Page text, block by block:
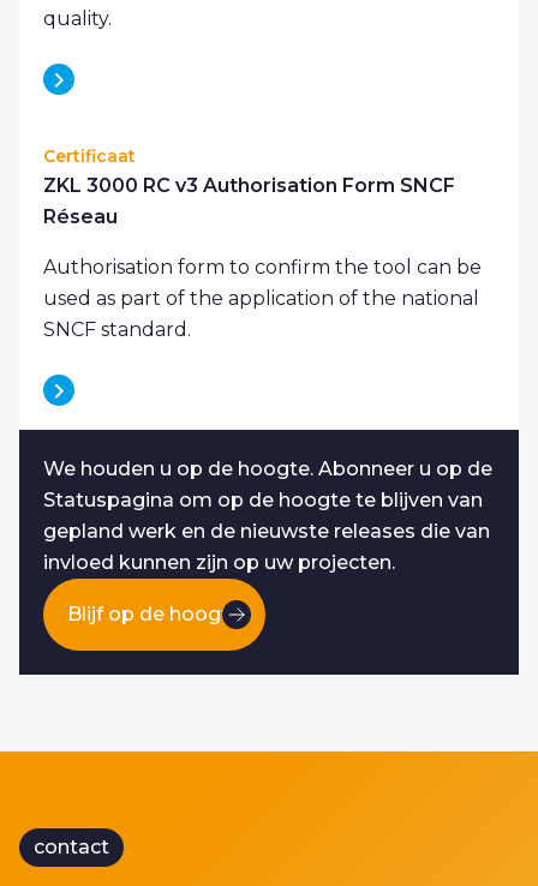
quality.
Certificaat
ZKL 3000 RC v3 Authorisation Form SNCF
Réseau
Authorisation form to confirm the tool can be
used as part of the application of the national
SNCF standard.
We houden u op de hoogte. Abonneer u op de
Statuspagina om op de hoogte te blijven van
gepland werk en de nieuwste releases die van
invloed kunnen zijn op uw projecten.
Blijf op de hoogte
contact